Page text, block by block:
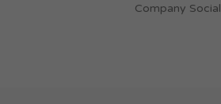
Company Social